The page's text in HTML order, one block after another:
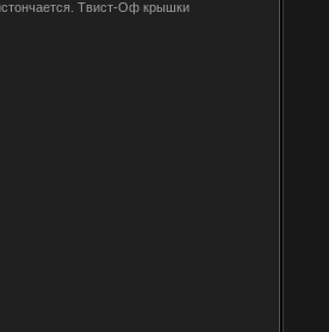
Твист-Оф крышки